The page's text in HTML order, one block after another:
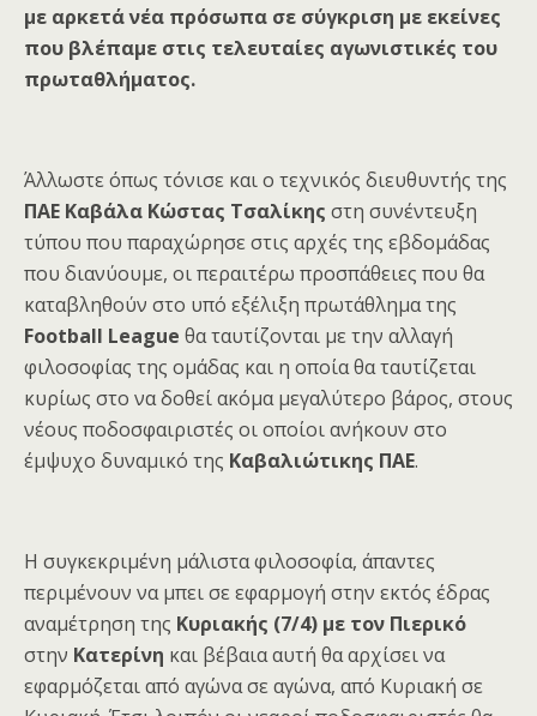
με αρκετά νέα πρόσωπα σε σύγκριση με εκείνες
που βλέπαμε στις τελευταίες αγωνιστικές του
πρωταθλήματος.
Άλλωστε όπως τόνισε και ο τεχνικός διευθυντής της
ΠΑΕ Καβάλα Κώστας Τσαλίκης στη συνέντευξη
τύπου που παραχώρησε στις αρχές της εβδομάδας
που διανύουμε, οι περαιτέρω προσπάθειες που θα
καταβληθούν στο υπό εξέλιξη πρωτάθλημα της
Football League θα ταυτίζονται με την αλλαγή
φιλοσοφίας της ομάδας και η οποία θα ταυτίζεται
κυρίως στο να δοθεί ακόμα μεγαλύτερο βάρος, στους
νέους ποδοσφαιριστές οι οποίοι ανήκουν στο
έμψυχο δυναμικό της Καβαλιώτικης ΠΑΕ.
Η συγκεκριμένη μάλιστα φιλοσοφία, άπαντες
περιμένουν να μπει σε εφαρμογή στην εκτός έδρας
αναμέτρηση της Κυριακής (7/4) με τον Πιερικό
στην Κατερίνη και βέβαια αυτή θα αρχίσει να
εφαρμόζεται από αγώνα σε αγώνα, από Κυριακή σε